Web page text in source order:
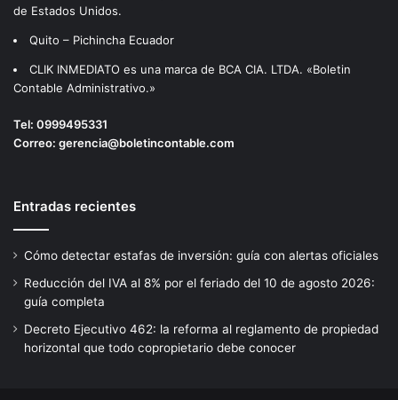
de Estados Unidos.
Quito – Pichincha Ecuador
CLIK INMEDIATO es una marca de BCA CIA. LTDA. «Boletin
Contable Administrativo.»
Tel: 0999495331
Correo: gerencia@boletincontable.com
Entradas recientes
Cómo detectar estafas de inversión: guía con alertas oficiales
Reducción del IVA al 8% por el feriado del 10 de agosto 2026:
guía completa
Decreto Ejecutivo 462: la reforma al reglamento de propiedad
horizontal que todo copropietario debe conocer